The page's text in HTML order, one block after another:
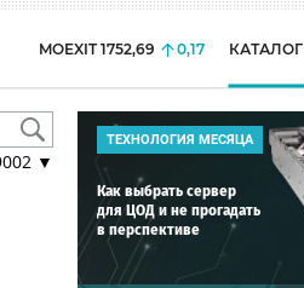
MOEXIT 1752,69 0,17 КАТАЛОГ
▼
ТЕХНОЛОГИЯ МЕСЯЦА
Как выбрать сервер
для ЦОД и не прогадать
в перспективе